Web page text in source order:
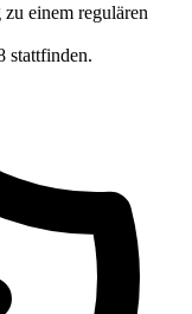
einem regulären
stattfinden.